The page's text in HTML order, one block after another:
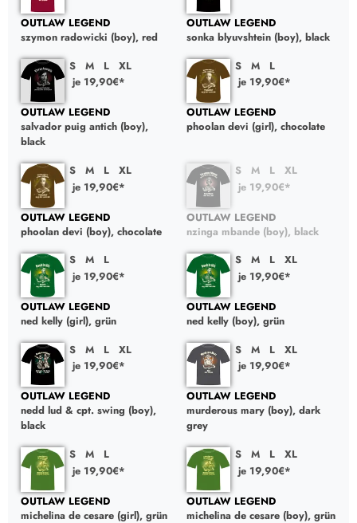
OUTLAW LEGEND
szymon radowicki (boy), red
OUTLAW LEGEND
sonka blyuvshtein (boy), black
S
M L
XL
je 19,90€*
OUTLAW LEGEND
salvador puig antich (boy),
black
S M
L
je 19,90€*
OUTLAW LEGEND
phoolan devi (girl), chocolate
S M L
XL
je 19,90€*
OUTLAW LEGEND
phoolan devi (boy), chocolate
S M L
XL
je 19,90€*
OUTLAW LEGEND
nzinga mbande (boy), black
S
M
L
je 19,90€*
OUTLAW LEGEND
ned kelly (girl), grün
S M L
XL
je 19,90€*
OUTLAW LEGEND
ned kelly (boy), grün
S
M L
XL
je 19,90€*
OUTLAW LEGEND
nedd lud & cpt. swing (boy),
black
S M L
XL
je 19,90€*
OUTLAW LEGEND
murderous mary (boy), dark
grey
S
M
L
je 19,90€*
OUTLAW LEGEND
michelina de cesare (girl), grün
S M L
XL
je 19,90€*
OUTLAW LEGEND
michelina de cesare (boy), grün